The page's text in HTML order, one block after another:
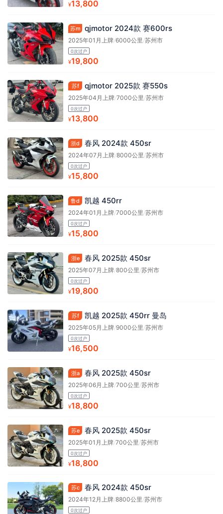
¥13,800
苏m qjmotor 2024款 赛600rs
2025年01月上牌/6000公里/苏州市
0次过户
¥19,800
苏f qjmotor 2025款 赛550s
2025年04月上牌/7000公里/苏州市
0次过户
¥13,800
浙d 春风 2024款 450sr
2024年07月上牌/8000公里 /苏州市
0次过户
¥15,800
鲁d 凯越 450rr
2024年01月上牌/7000公里 /苏州市
0次过户
¥15,800
浙e 春风 2025款 450sr
2025年07月上牌/800公里 /苏州市
0次过户
¥19,800
苏f 凯越 2025款 450rr 曼岛
2025年05月上牌/9000公里 /苏州市
0次过户
¥16,500
浙a 春风 2025款 450sr
2025年06月上牌/700公里 /苏州市
0次过户
¥18,800
苏e 春风 2025款 450sr
2025年01月上牌/700公里 /苏州市
0次过户
¥18,800
苏c 春风 2024款 450sr
2024年12月上牌/8800公里/苏州市
0次过户